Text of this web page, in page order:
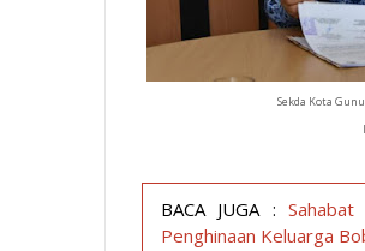
Sekda Kota
BACA JUGA :
Penghinaan Keluarga